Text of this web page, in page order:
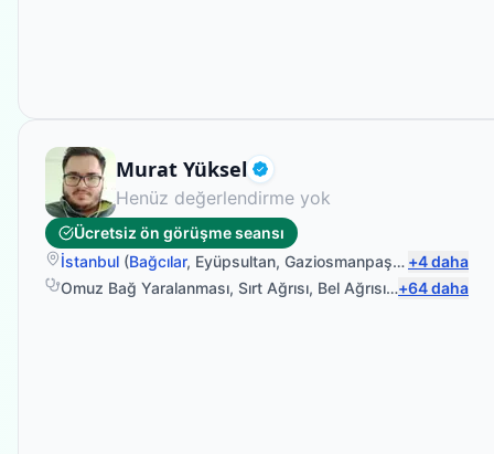
Murat Yüksel Doğrulanmış
Fizyoterapist
Henüz değerlendirme yok
Ücretsiz ön görüşme seansı
İstanbul (Bağcılar, Eyüpsultan, Gaziosmanpaşa ,Şişli)
+4daha
Omuz Bağ Yaralanması, Sırt Ağrısı, Bel Ağrısı,Manuel Terapi
+64daha